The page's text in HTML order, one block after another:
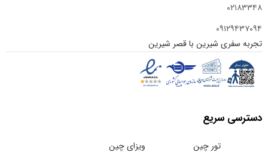
۰۲۱۸۳۳۴۸
۰۹۱۲۹۴۳۷۰۹۴
تجربه سفری شیرین با قصر شیرین
دسترسی سریع
تور چین ویزای چین